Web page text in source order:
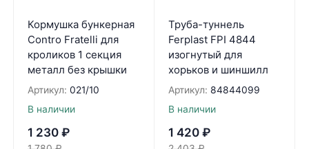
Кормушка бункерная
Contro Fratelli для
кроликов 1 секция
металл без крышки
Артикул: 021/10
В наличии
1 230 ₽
Труба-туннель
Ferplast FPI 4844
изогнутый для
хорьков и шиншилл
Артикул: 84844099
В наличии
1 420 ₽